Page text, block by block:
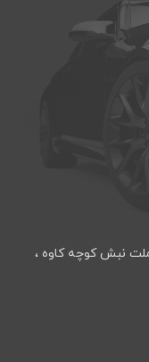
ملت نبش كوچه كاوه ،